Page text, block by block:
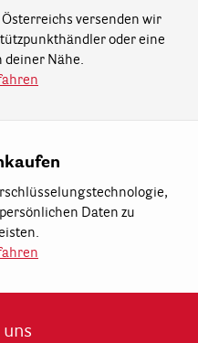
versenden wir
oder eine
deiner Nähe.
Daten zu
uns